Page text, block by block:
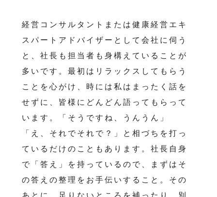
経営コンサルタントまたは健康経営エキ
スパートアドバイザーとして会社に伺う
と、社長も担当者も身構えていることが
多いです。最初はリラックスしてもらう
ことを心がけ、時には私はまったく話を
せずに、皆様にどんどん語ってもらって
います。「そうですね、うんうん」
「え、それでそれで？」と相づちを打っ
ているだけのこともあります。社長自身
で「答え」を持っているので、まずはそ
の答えの整理をお手伝いすること。その
あとに、足りないところを補ったり、別